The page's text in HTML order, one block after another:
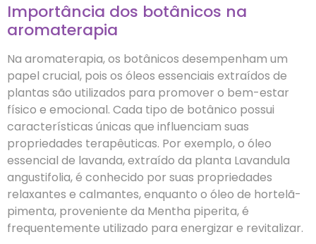
Importância dos botânicos na
aromaterapia
Na aromaterapia, os botânicos desempenham um
papel crucial, pois os óleos essenciais extraídos de
plantas são utilizados para promover o bem-estar
físico e emocional. Cada tipo de botânico possui
características únicas que influenciam suas
propriedades terapêuticas. Por exemplo, o óleo
essencial de lavanda, extraído da planta Lavandula
angustifolia, é conhecido por suas propriedades
relaxantes e calmantes, enquanto o óleo de hortelã-
pimenta, proveniente da Mentha piperita, é
frequentemente utilizado para energizar e revitalizar.